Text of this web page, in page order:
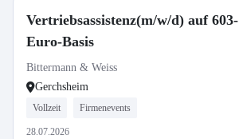
Vertriebsassistenz(m/w/d) auf 603-
Euro-Basis
Bittermann & Weiss
Gerchsheim
Vollzeit Firmenevents
28.07.2026